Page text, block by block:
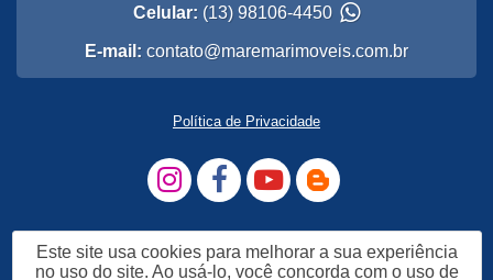
Celular: (13) 98106-4450
E-mail: contato@maremarimoveis.com.br
Política de Privacidade
Este site usa cookies para melhorar a sua experiência
no uso do site. Ao usá-lo, você concorda com o uso de